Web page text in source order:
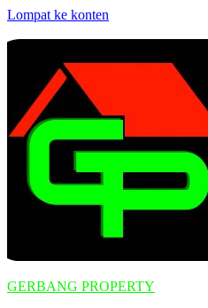
Lompat ke konten
GERBANG PROPERTY